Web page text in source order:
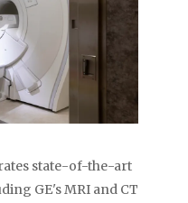
state-of-the-art
GE's MRI and CT